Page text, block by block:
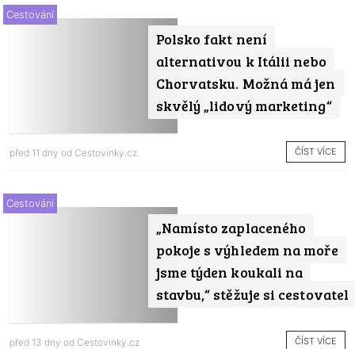
Polsko fakt není
alternativou k Itálii nebo
Chorvatsku. Možná má jen
skvělý „lidový marketing“
Cestování
před 11 dny od Cestovinky.cz ČÍST VÍCE
„Namísto zaplaceného
pokoje s výhledem na moře
jsme týden koukali na
stavbu,“ stěžuje si cestovatel
Cestování
před 13 dny od Cestovinky.cz ČÍST VÍCE